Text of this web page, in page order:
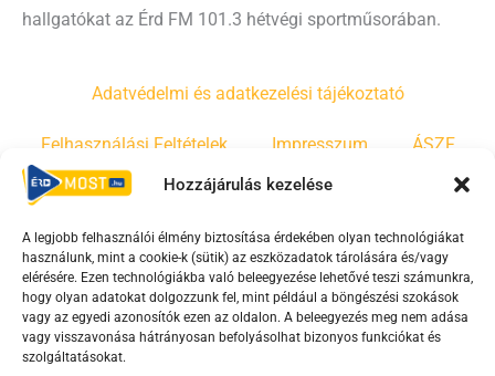
Hozzájárulás kezelése
A legjobb felhasználói élmény biztosítása érdekében olyan technológiákat
használunk, mint a cookie-k (sütik) az eszközadatok tárolására és/vagy
elérésére. Ezen technológiákba való beleegyezése lehetővé teszi számunkra,
hogy olyan adatokat dolgozzunk fel, mint például a böngészési szokások
vagy az egyedi azonosítók ezen az oldalon. A beleegyezés meg nem adása
vagy visszavonása hátrányosan befolyásolhat bizonyos funkciókat és
szolgáltatásokat.
hallgatókat az Érd FM 101.3 hétvégi sportműsorában.
Adatvédelmi és adatkezelési tájékoztató
Felhasználási Feltételek Impresszum ÁSZF
Irányelvek Moderálási szabályzat
F
a
c
e
Y
o
u
t
T
i
k